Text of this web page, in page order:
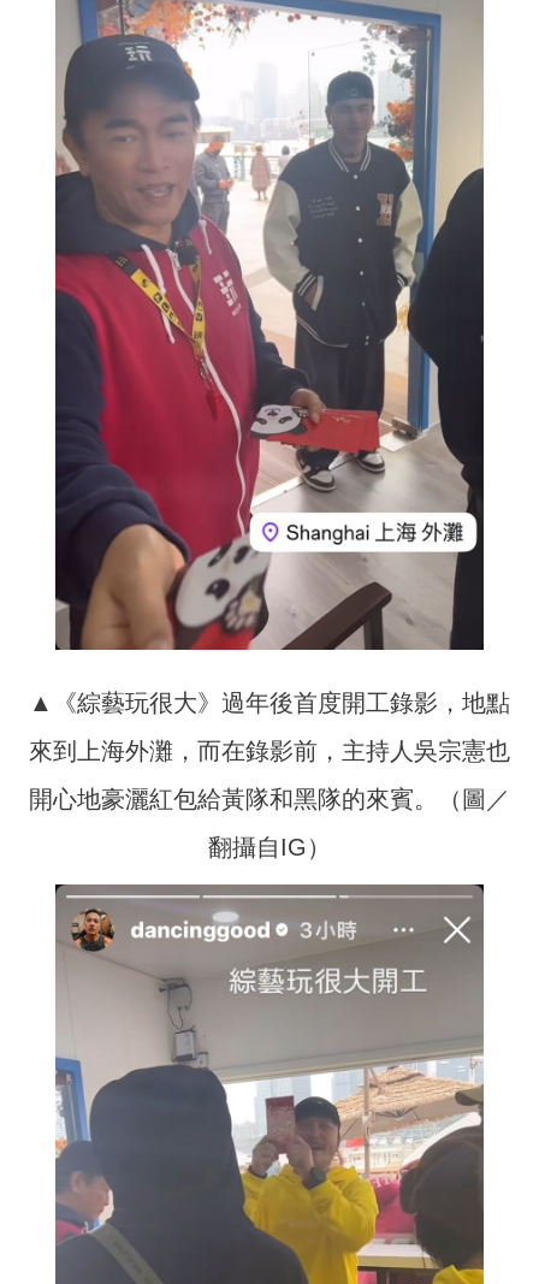
▲《綜藝玩很大》過年後首度開工錄影，地點
來到上海外灘，而在錄影前，主持人吳宗憲也
開心地豪灑紅包給黃隊和黑隊的來賓。（圖／
翻攝自IG）